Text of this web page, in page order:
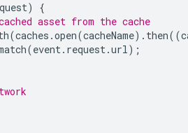
)
{
asset from the cache
(caches .open(cacheName). then((
(event. request.url);